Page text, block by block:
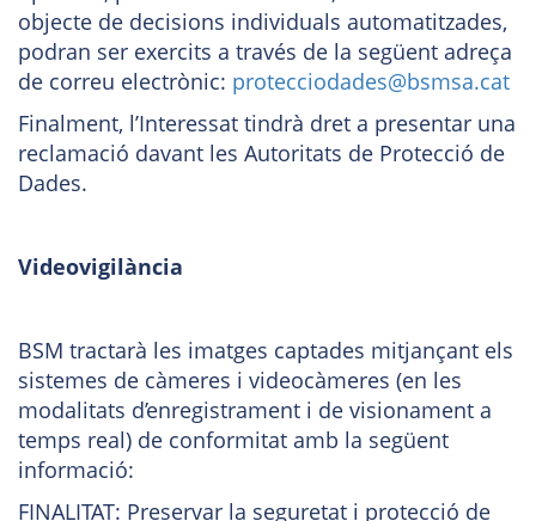
objecte de decisions individuals automatitzades,
podran ser exercits a través de la següent adreça
de correu electrònic: protecciodades@bsmsa.cat
Finalment, l’Interessat tindrà dret a presentar una
reclamació davant les Autoritats de Protecció de
Dades.
Videovigilància
BSM tractarà les imatges captades mitjançant els
sistemes de càmeres i videocàmeres (en les
modalitats d’enregistrament i de visionament a
temps real) de conformitat amb la següent
informació:
FINALITAT: Preservar la seguretat i protecció de